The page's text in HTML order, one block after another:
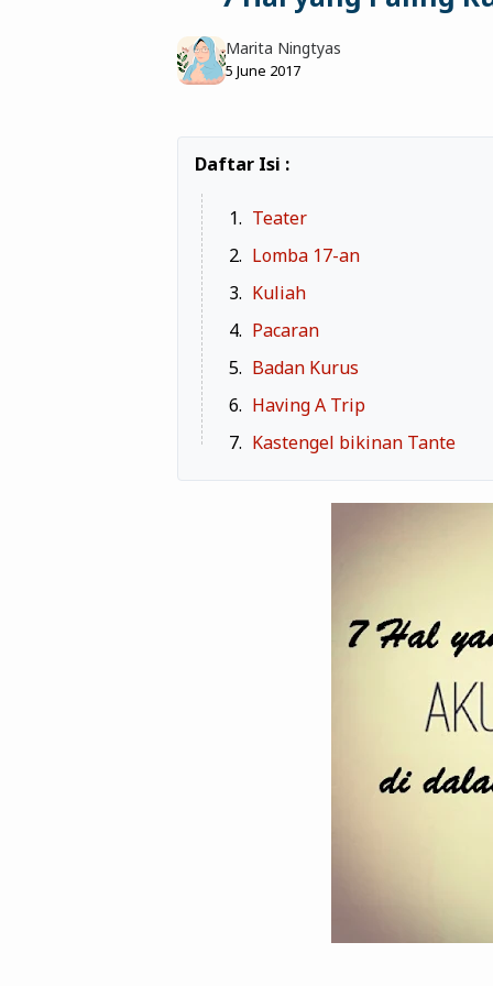
Marita Ningtyas
5 June 2017
Teater
Lomba 17-an
Kuliah
Pacaran
Badan Kurus
Having A Trip
Kastengel bikinan Tante